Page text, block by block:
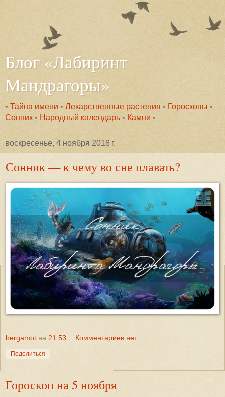
Блог «Лабиринт
Мандрагоры»
• Тайна имени • Лекарственные растения • Гороскопы •
Сонник • Народный календарь • Камни •
воскресенье, 4 ноября 2018 г.
Сонник — к чему во сне плавать?
bergamot на 21:53 Комментариев нет:
Поделиться
Гороскоп на 5 ноября